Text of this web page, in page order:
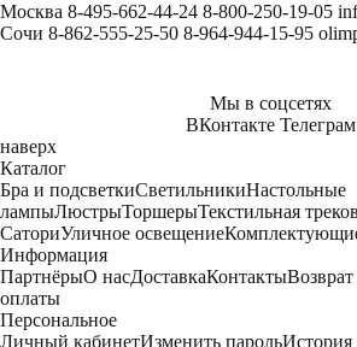
Москва 8-495-662-44-24 8-800-250-19-05
Сочи 8-862-555-25-50 8-964-944-15-95
Мы в соцсетях
ВКонтакте Телеграм
наверх
Каталог
Бра и подсветкиСветильникиНастольные
лампыЛюстрыТоршерыТекстильная
СаториУличное освещение
Информация
ПартнёрыО насДоставкаКонтактыВозврат
оплаты
Персональное
Личный кабинетИзменить парольИстория